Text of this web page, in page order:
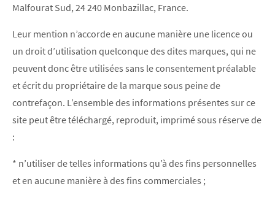
Malfourat Sud, 24 240 Monbazillac, France.
Leur mention n’accorde en aucune manière une licence ou
un droit d’utilisation quelconque des dites marques, qui ne
peuvent donc être utilisées sans le consentement préalable
et écrit du propriétaire de la marque sous peine de
contrefaçon. L’ensemble des informations présentes sur ce
site peut être téléchargé, reproduit, imprimé sous réserve de
:
* n’utiliser de telles informations qu’à des fins personnelles
et en aucune manière à des fins commerciales ;